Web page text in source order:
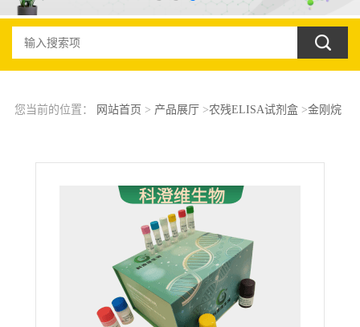
您当前的位置： 网站首页 > 产品展厅>农残ELISA试剂盒>金刚烷